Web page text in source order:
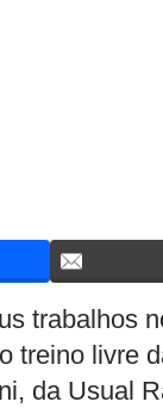
trabalhos
treino livre
da Usual